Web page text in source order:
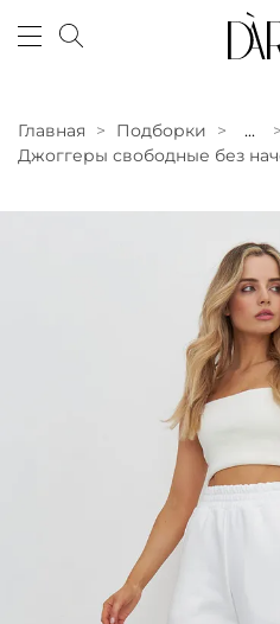
Главная Подборки
...
Джоггеры свободные без